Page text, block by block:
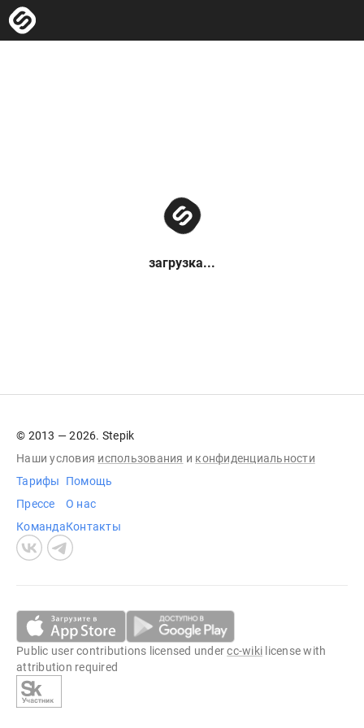
загрузка...
© 2013 — 2026. Stepik
Наши условия использования и конфиденциальности
Тарифы
Прессе
Команда
Помощь
О нас
Контакты
Public user contributions licensed undercc-wiki license with
attribution required